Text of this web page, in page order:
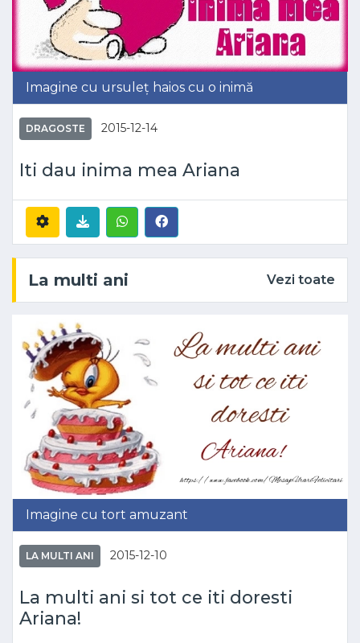
Imagine cu ursuleț haios cu o inimă
DRAGOSTE 2015-12-14
Iti dau inima mea Ariana
La multi ani Vezi toate
Imagine cu tort amuzant
LA MULTI ANI 2015-12-10
La multi ani si tot ce iti doresti
Ariana!